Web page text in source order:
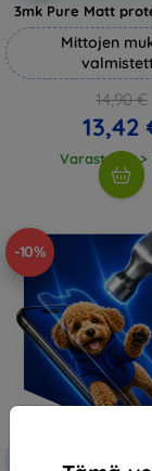
3mk Pure Matt
Mittojen
14,90 €
13,42
Varastossa >
-10%